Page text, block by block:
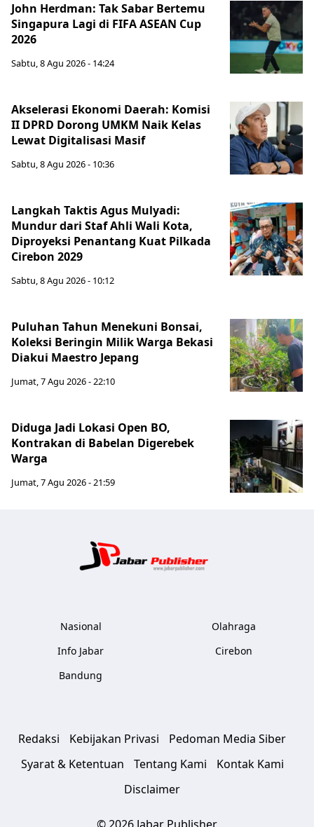
John Herdman: Tak Sabar Bertemu
Singapura Lagi di FIFA ASEAN Cup
2026
Sabtu, 8 Agu 2026 - 14:24
Akselerasi Ekonomi Daerah: Komisi
II DPRD Dorong UMKM Naik Kelas
Lewat Digitalisasi Masif
Sabtu, 8 Agu 2026 - 10:36
Langkah Taktis Agus Mulyadi:
Mundur dari Staf Ahli Wali Kota,
Diproyeksi Penantang Kuat Pilkada
Cirebon 2029
Sabtu, 8 Agu 2026 - 10:12
Puluhan Tahun Menekuni Bonsai,
Koleksi Beringin Milik Warga Bekasi
Diakui Maestro Jepang
Jumat, 7 Agu 2026 - 22:10
Diduga Jadi Lokasi Open BO,
Kontrakan di Babelan Digerebek
Warga
Jumat, 7 Agu 2026 - 21:59
Nasional
Info Jabar
Bandung
Olahraga
Cirebon
Redaksi Kebijakan Privasi
Pedoman Media Siber
Syarat & Ketentuan
Tentang Kami
Kontak Kami
Disclaimer